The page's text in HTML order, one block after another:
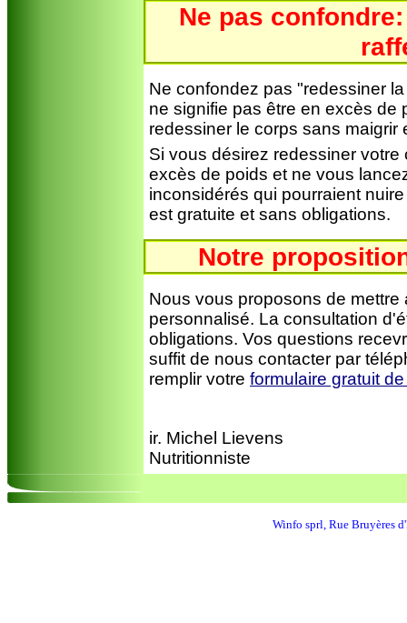
Ne pas
Ne confondez pas "redessiner
ne signifie pas être en excès de
redessiner le corps sans maigrir
Si vous désirez redessiner
excès de poids et ne vous
inconsidérés qui pourraient
est gratuite et sans obligations.
Notre
Nous vous proposons de
personnalisé. La consultation
obligations. Vos questions
suffit de nous contacter par
remplir votre formulaire gratuit
ir. Michel Lievens
Nutritionniste
Winfo sprl, Rue Bruyères